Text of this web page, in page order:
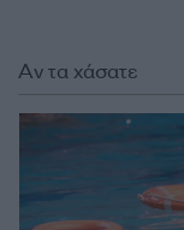
Αν τα χάσατε